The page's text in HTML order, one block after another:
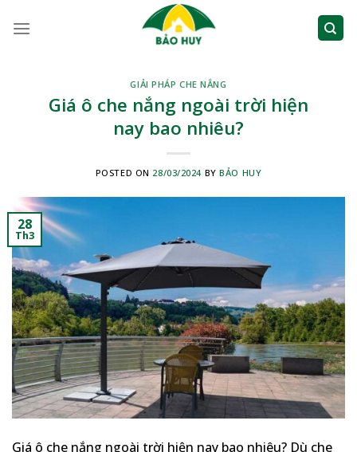
GIẢI PHÁP CHE NẮNG
Giá ô che nắng ngoài trời hiện
nay bao nhiêu?
POSTED ON 28/03/2024 BYBẢO HUY
28
Th3
Giá ô che nắng ngoài trời hiện nay bao nhiêu? Dù che